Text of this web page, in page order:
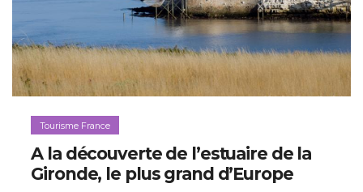
Tourisme France
A la découverte de l’estuaire de la
Gironde, le plus grand d’Europe